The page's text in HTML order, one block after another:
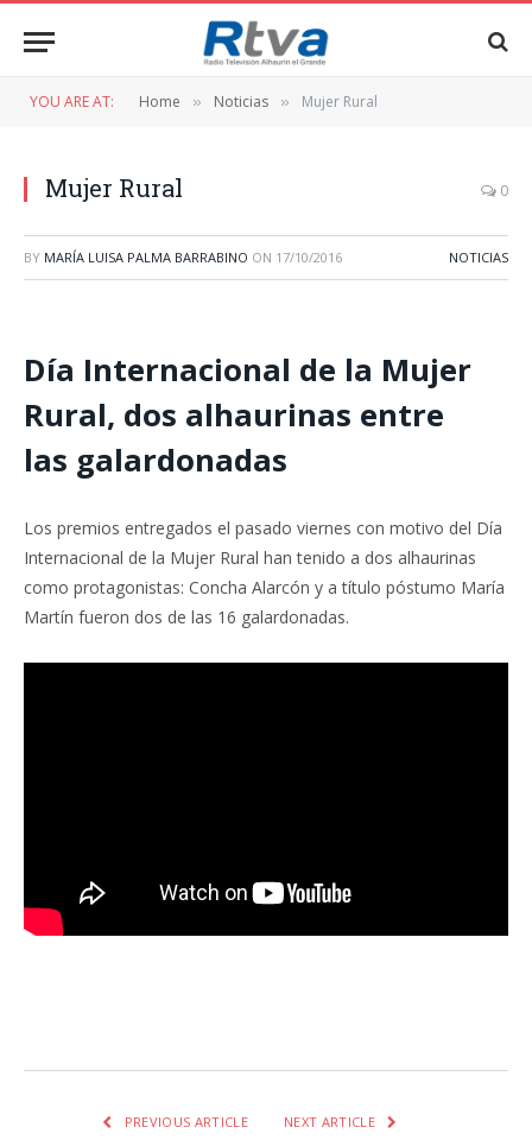
YOU ARE AT: Home » Noticias » Mujer Rural
Mujer Rural 0
BY MARÍA LUISA PALMA BARRABINO ON 17/10/2016 NOTICIAS
Día Internacional de la Mujer
Rural, dos alhaurinas entre
las galardonadas
Los premios entregados el pasado viernes con motivo del Día
Internacional de la Mujer Rural han tenido a dos alhaurinas
como protagonistas: Concha Alarcón y a título póstumo María
Martín fueron dos de las 16 galardonadas.
PREVIOUS ARTICLE NEXT ARTICLE